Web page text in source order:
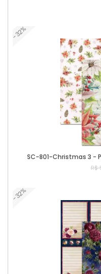
-32%
SC-801-Christmas 3 -
R$
-32%